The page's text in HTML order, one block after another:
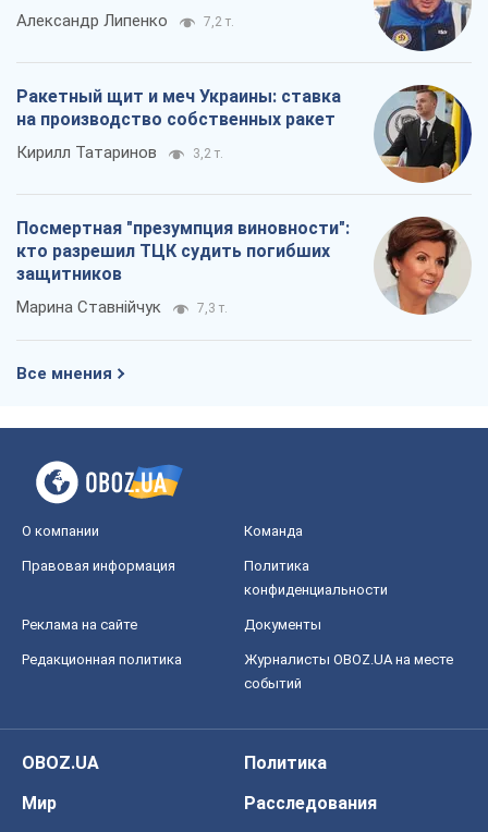
Александр Липенко 7,2 т.
Ракетный щит и меч Украины: ставка
на производство собственных ракет
Кирилл Татаринов 3,2 т.
Посмертная "презумпция виновности":
кто разрешил ТЦК судить погибших
защитников
Марина Ставнійчук 7,3 т.
Все мнения
О компании Команда
Правовая информация
Политика
конфиденциальности
Реклама на сайте Документы
Редакционная политика
Журналисты OBOZ.UA на месте
событий
OBOZ.UA
Политика
Мир
Расследования